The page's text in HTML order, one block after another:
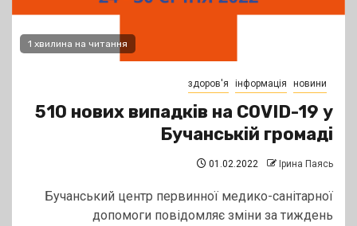
1 хвилина на читання
здоров'я інформація новини
510 нових випадків на COVID-19 у
Бучанській громаді
01.02.2022 Ірина Паясь
Бучанський центр первинної медико-санітарної
допомоги повідомляє зміни за тиждень